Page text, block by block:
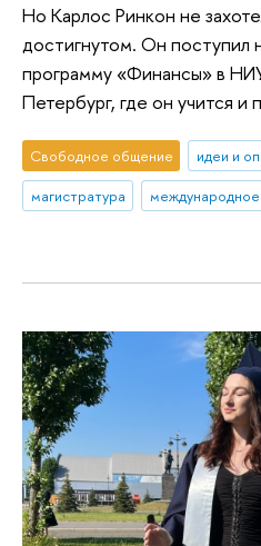
Но Карлос Ринкон не
достигнутом. Он поступил
программу «Финансы» в
Петербург, где он учится
Свободное общение идеи и
магистратура